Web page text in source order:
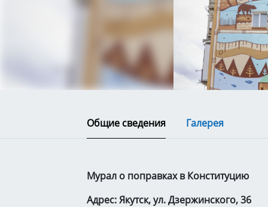
Общие сведения Галерея
Мурал о поправках в Конституцию
Адрес: Якутск, ул. Дзержинского, 36